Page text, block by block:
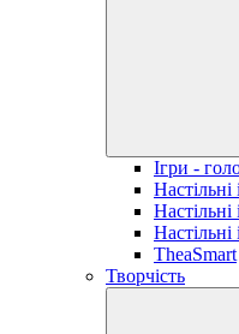
Ігри -
Настільні
Настільні
TheaSmart
Творчість